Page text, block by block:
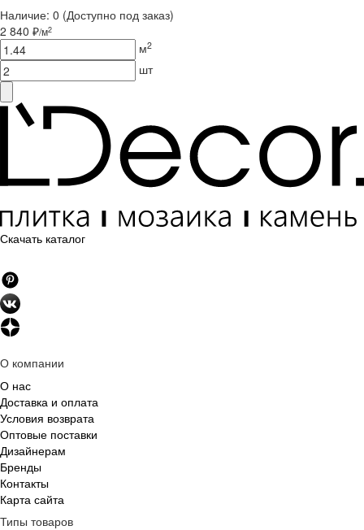
Наличие: 0 (Доступно под заказ)
2 840 ₽/м2
м2
шт
Скачать каталог
О компании
О нас
Доставка и оплата
Условия возврата
Оптовые поставки
Дизайнерам
Бренды
Контакты
Карта сайта
Типы товаров